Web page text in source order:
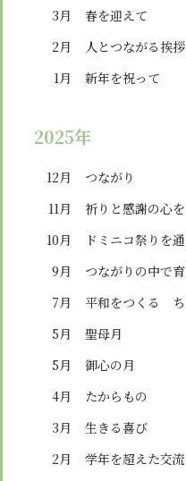
3月
春を迎えて
2月
人とつながる挨拶
1月
新年を祝って
2025年
12月
つながり
11月
祈りと感謝の心
10月
ドミニコ祭りを
9月
つながりの中で
7月
平和をつくる ち
5月
聖母月
5月
御心の月
4月
たからもの
3月
生きる喜び
2月
学年を超えた交